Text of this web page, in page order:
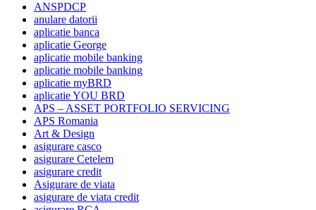
ANSPDCP
anulare datorii
aplicatie banca
aplicatie George
aplicatie mobile banking
aplicatie mobile banking
aplicatie myBRD
aplicatie YOU BRD
APS – ASSET PORTFOLIO SERVICING
APS Romania
Art & Design
asigurare casco
asigurare Cetelem
asigurare credit
Asigurare de viata
asigurare de viata credit